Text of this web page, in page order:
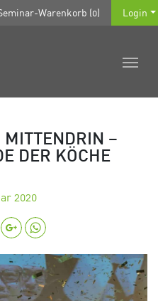
Warenkorb (0) Login
MITTENDRIN –
DER KÖCHE
2020